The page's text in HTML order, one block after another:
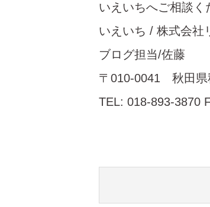
いえいちへご相談
いえいち / 株式会社
ブログ担当/佐藤
〒010-0041 秋田県
TEL: 018-893-3870